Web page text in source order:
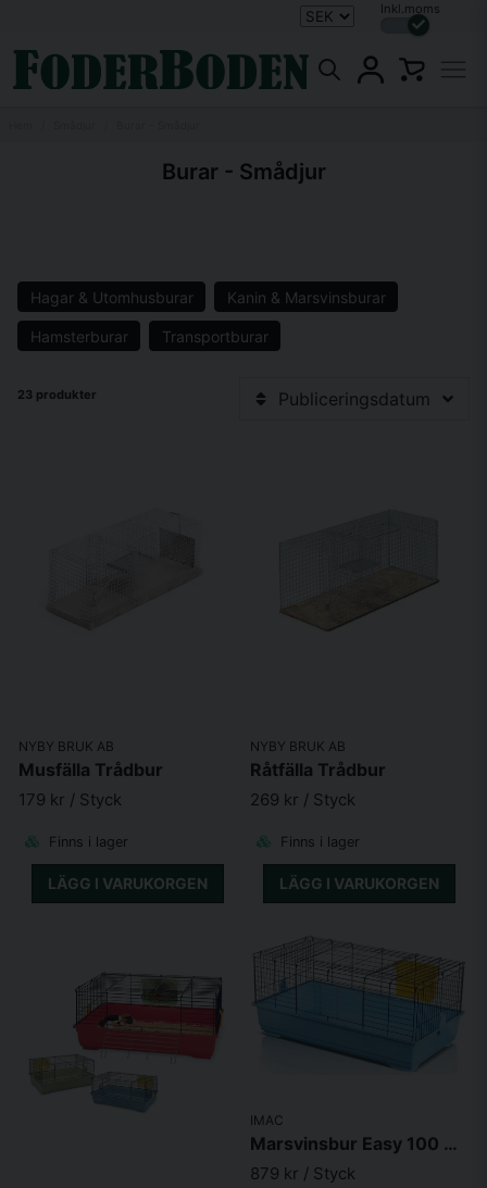
Inkl.moms
Burar - Smådjur
Hagar & Utomhusburar Kanin & Marsvinsburar
Hamsterburar Transportburar
23 produkter Publiceringsdatum
NYBY BRUK AB
Musfälla Trådbur
179 kr / Styck
Finns i lager
LÄGG I VARUKORGEN
NYBY BRUK AB
Råtfälla Trådbur
269 kr / Styck
Finns i lager
LÄGG I VARUKORGEN
IMAC
Marsvinsbur Easy 100 mix Imac 100x54.5x45cm
879 kr / Styck